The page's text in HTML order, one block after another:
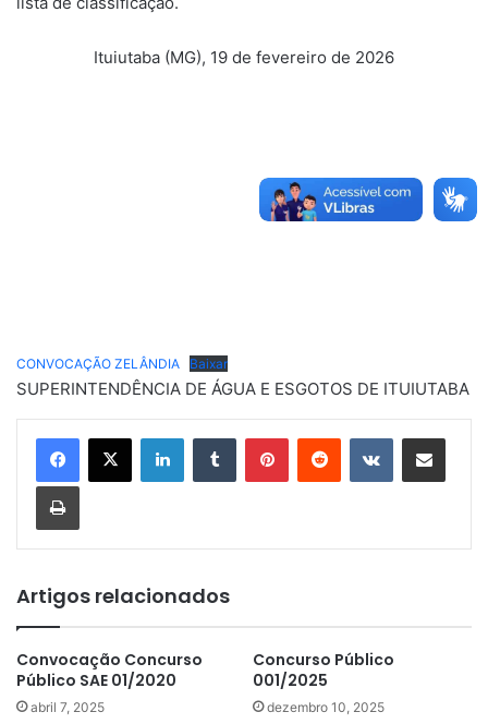
Ituiutaba (MG), 19 de fevereiro de 2026
CONVOCAÇÃO ZELÂNDIA Baixar
SUPERINTENDÊNCIA DE ÁGUA E ESGOTOS DE ITUIUTABA
LinkedinTumblr PinterestReddit VK Compartilhar via e-mail
Imprimir
Artigos relacionados
Convocação Concurso
Público SAE 01/2020
abril 7, 2025
Concurso Público
001/2025
dezembro 10, 2025